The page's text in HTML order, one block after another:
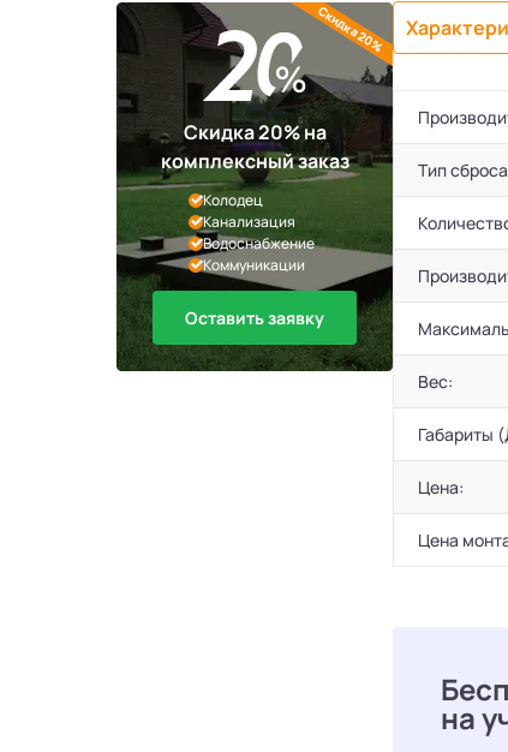
Скидка 20% на
комплексный заказ
Колодец
Канализация
Водоснабжение
Коммуникации
Оставить заявку
Скидка 20%
Тип
Вес:
Габариты
Цена:
Цена
на